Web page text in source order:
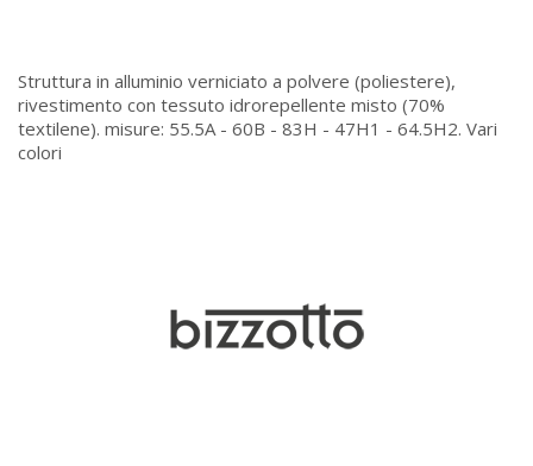
Struttura in alluminio verniciato a polvere (poliestere),
rivestimento con tessuto idrorepellente misto (70%
textilene). misure: 55.5A - 60B - 83H - 47H1 - 64.5H2. Vari
colori